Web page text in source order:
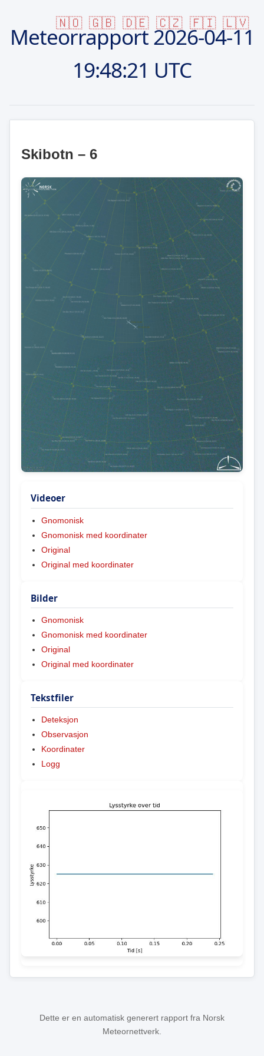
🇳🇴 🇬🇧 🇩🇪 🇨🇿 🇫🇮 🇱🇻
Meteorrapport2026-04-11
19:48:21 UTC
Skibotn – 6
Videoer
Gnomonisk
Gnomonisk med koordinater
Original
Original med koordinater
Bilder
Gnomonisk
Gnomonisk med koordinater
Original
Original med koordinater
Tekstfiler
Deteksjon
Observasjon
Koordinater
Logg
Dette er en automatisk generert rapport fra Norsk
Meteornettverk.